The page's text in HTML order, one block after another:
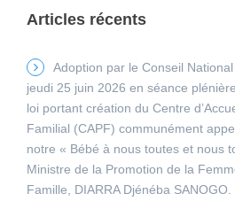
Articles récents
Adoption par le Conseil
jeudi 25 juin 2026 en séance
loi portant création du Centre
Familial (CAPF) communément
notre « Bébé à nous toutes et nous
Ministre de la Promotion de la
Famille, DIARRA Djénéba SANOGO.